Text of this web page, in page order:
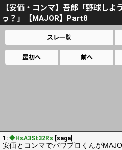
【安価・コンマ】吾郎「野球しよ
っ？」【MAJOR】Part8
スレ一覧
最初へ 前へ
1: ◆HsA3St32Rs [saga]
安価とコンマでパワプロくんが